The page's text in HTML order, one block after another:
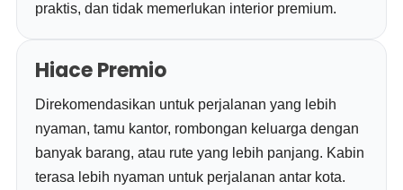
praktis, dan tidak memerlukan interior premium.
Hiace Premio
Direkomendasikan untuk perjalanan yang lebih
nyaman, tamu kantor, rombongan keluarga dengan
banyak barang, atau rute yang lebih panjang. Kabin
terasa lebih nyaman untuk perjalanan antar kota.